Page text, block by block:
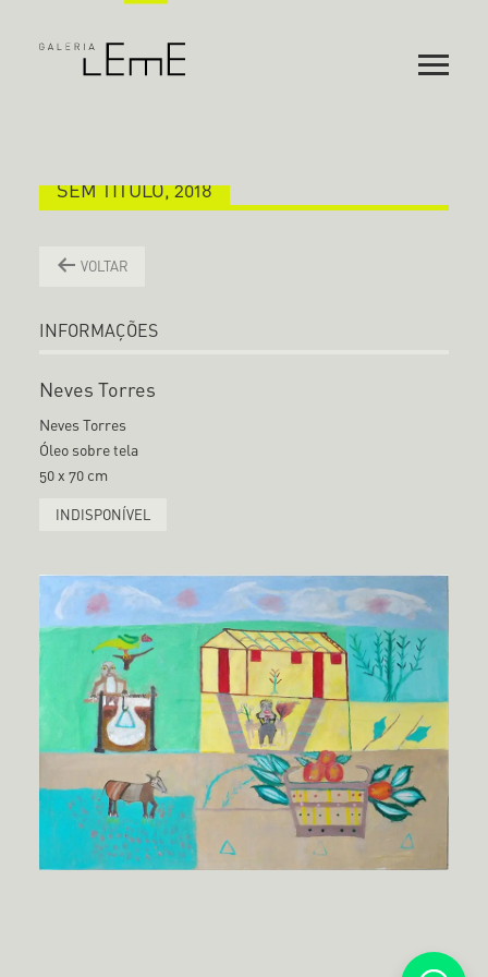
SEM TÍTULO, 2018
VOLTAR
INFORMAÇÕES
Neves Torres
Neves Torres
Óleo sobre tela
50 x 70 cm
INDISPONÍVEL